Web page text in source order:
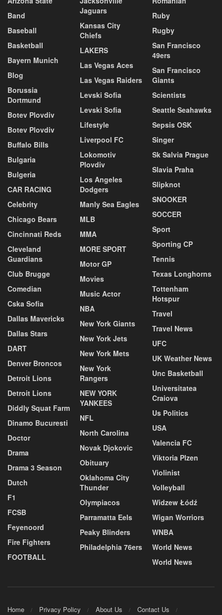
Band
Baseball
Basketball
Bayern Munich
Blog
Borussia
Dortmund
Botev Plovdiv
Botev Plovdiv
Buffalo Bills
Bulgaria
Bulgeria
CAR RACING
Celebrity
Chicago Bears
Cincinnati Reds
Cleveland
Guardians
Club Brugge
Comedian
Cska Sofia
Dallas Mavericks
Dallas Stars
DART
Denver Broncos
Detroit Lions
Detroit Lions
Diddly Squat Farm
Dinamo Bucuresti
Doctor
Drama
Drama 3 Season
Dutch
F1
FCSB
Feyenoord
Fire Fighters
FOOTBALL
Jaguars
Kansas City
Chiefs
LAKERS
Las Vegas Aces
Las Vegas Raiders
Levski Sofia
Levski Sofia
Lifestyle
Liverpool FC
Lokomotiv
Plovdiv
Los Angeles
Dodgers
Manly Sea Eagles
MLB
MMA
MORE SPORT
Motor GP
Movies
Music Actor
NBA
New York Giants
New York Jets
New York Mets
New York
Rangers
NEW YORK
YANKEES
NFL
North Carolina
Novak Djokovic
Obituary
Oklahoma City
Thunder
Olympiacos
Parramatta Eels
Peaky Blinders
Philadelphia 76ers
Ruby
Rugby
San Francisco
49ers
San Francisco
Giants
Scientists
Seattle Seahawks
Sepsis OSK
Singer
Sk Salvia Prague
Slavia Praha
Slipknot
SNOOKER
SOCCER
Sport
Sporting CP
Tennis
Texas Longhorns
Tottenham
Hotspur
Travel
Travel News
UFC
UK Weather News
Unc Basketball
Universitatea
Craiova
Us Politics
USA
Valencia FC
Viktoria Plzen
Violinist
Volleyball
Widzew Łódź
Wigan Worriors
WNBA
World News
World News
Home Privacy Policy About Us
Contact Us